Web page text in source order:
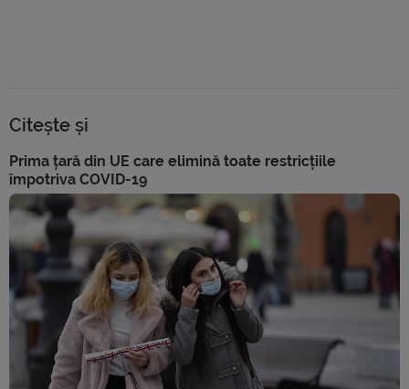
Citește și
Prima țară din UE care elimină toate restricțiile
împotriva COVID-19